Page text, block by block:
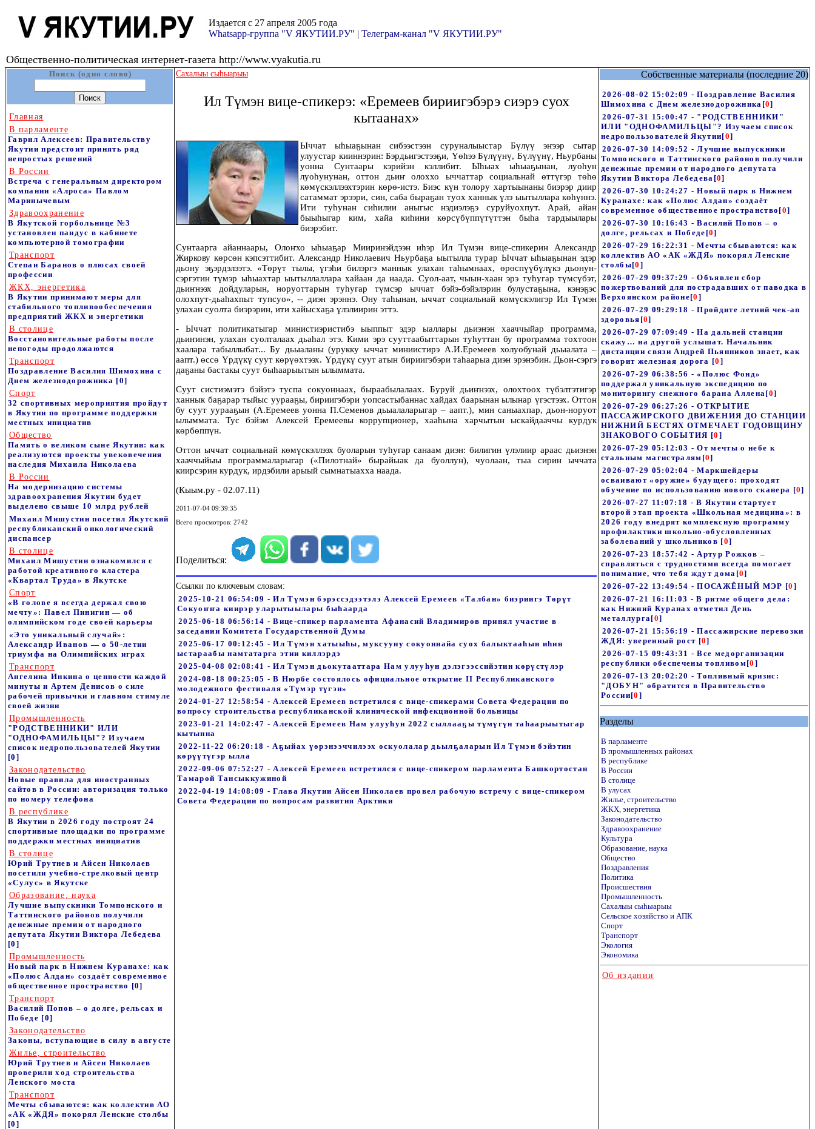
Издается с 27 апреля 2005 года
Whatsapp-группа "V ЯКУТИИ.РУ" | Телеграм-канал "V ЯКУТИИ.РУ"
Общественно-политическая интернет-газета http://www.vyakutia.ru
Поиск (одно слово)
Главная
В парламенте
Гаврил Алексеев: Правительству
Якутии предстоит принять ряд
непростых решений
В России
Встреча с генеральным директором
компании «Алроса» Павлом
Маринычевым
Здравоохранение
В Якутской горбольнице №3
установлен пандус в кабинете
компьютерной томографии
Транспорт
Степан Баранов о плюсах своей
профессии
ЖКХ, энергетика
В Якутии принимают меры для
стабильного топливообеспечения
предприятий ЖКХ и энергетики
В столице
Восстановительные работы после
непогоды продолжаются
Транспорт
Поздравление Василия Шимохина с
Днем железнодорожника [0]
Спорт
32 спортивных мероприятия пройдут
в Якутии по программе поддержки
местных инициатив
Общество
Память о великом сыне Якутии: как
реализуются проекты увековечения
наследия Михаила Николаева
В России
На модернизацию системы
здравоохранения Якутии будет
выделено свыше 10 млрд рублей
Михаил Мишустин посетил Якутский
республиканский онкологический
диспансер
В столице
Михаил Мишустин ознакомился с
работой креативного кластера
«Квартал Труда» в Якутске
Спорт
«В голове я всегда держал свою
мечту»: Павел Пинигин — об
олимпийском годе своей карьеры
«Это уникальный случай»:
Александр Иванов — о 50-летии
триумфа на Олимпийских играх
Транспорт
Ангелина Инкина о ценности каждой
минуты и Артем Денисов о силе
рабочей привычки и главном стимуле
своей жизни
Промышленность
"РОДСТВЕННИКИ" ИЛИ
"ОДНОФАМИЛЬЦЫ"? Изучаем
список недропользователей Якутии
[0]
Законодательство
Новые правила для иностранных
сайтов в России: авторизация только
по номеру телефона
В республике
В Якутии в 2026 году построят 24
спортивные площадки по программе
поддержки местных инициатив
В столице
Юрий Трутнев и Айсен Николаев
посетили учебно-стрелковый центр
«Сулус» в Якутске
Образование, наука
Лучшие выпускники Томпонского и
Таттинского районов получили
денежные премии от народного
депутата Якутии Виктора Лебедева
[0]
Промышленность
Новый парк в Нижнем Куранахе: как
«Полюс Алдан» создаёт современное
общественное пространство [0]
Транспорт
Василий Попов – о долге, рельсах и
Победе [0]
Законодательство
Законы, вступающие в силу в августе
Жилье, строительство
Юрий Трутнев и Айсен Николаев
проверили ход строительства
Ленского моста
Транспорт
Мечты сбываются: как коллектив АО
«АК «ЖДЯ» покорял Ленские столбы
[0]
Сахалыы сыhыарыы
Ил Түмэн вице-спикерэ: «Еремеев бириигэбэрэ сиэрэ суох
кытаанах»
Ыччат ыһыаҕынан сибээстээн суруналыыстар Бүлүү эҥээр сытар
улуустар кииннэрин: Бэрдьигэстээҕи, Үөһээ Бүлүүнү, Бүлүүнү, Ньурбаны
уонна Сунтаары кэрийэн кэллибит. Ыһыах ыһыаҕынан, луоһун
луоһунунан, оттон дьиҥ олоххо ыччаттар социальнай өттүгэр төһө
көмүскэллээхтэрин көрө-истэ. Биэс күн толору хартыынаны биэрэр диир
сатаммат эрээри, син, саба быраҕан туох ханнык үлэ ыытыллара көһүннэ.
Ити туһунан сиһилии аныгыс нэдиэлэҕэ суруйуохпут. Арай, айан
быыһыгар ким, хайа киһини көрсүбүппүтүттэн быһа тардыылары
биэрэбит.
Сунтаарга айаннаары, Олоҥхо ыһыаҕар Мииринэйдээн иһэр Ил Түмэн вице-спикерин Александр
Жиркову көрсөн кэпсэттибит. Александр Николаевич Ньурбаҕа ыытылла турар Ыччат ыһыаҕынан эдэр
дьону эҕэрдэлээтэ. «Төрүт тылы, үгэһи билэргэ маннык улахан таһымнаах, өрөспүүбүлүкэ дьонун-
сэргэтин түмэр ыһыахтар ыытыллаллара хайаан да наада. Суол-аат, чыын-хаан эрэ туһугар түмсүбэт,
дьиҥнээх дойдуларын, норуоттарын туһугар түмсэр ыччат бэйэ-бэйэлэрин булустаҕына, кэнэҕэс
олохпут-дьаһахпыт тупсуо», -- диэн эрэннэ. Ону таһынан, ыччат социальнай көмүскэлигэр Ил Түмэн
улахан суолта биэрэрин, ити хайысхаҕа үлэлиирин эттэ.
- Ыччат политикатыгар министиэристибэ ыыппыт эдэр ыаллары дьиэнэн хааччыйар программа,
дьиҥинэн, улахан суолталаах дьаһал этэ. Кими эрэ сууттаабыттарын туһуттан бу программа тохтоон
хаалара табыллыбат... Бу дьыаланы (урукку ыччат миниистирэ А.И.Еремеев холуобунай дьыалата –
аапт.) өссө Үрдүкү суут көрүөхтээх. Үрдүкү суут атын бириигэбэри таһаарыа диэн эрэнэбин. Дьон-сэргэ
даҕаны бастакы суут быһаарыытын ылыммата.
Суут систиэмэтэ бэйэтэ туспа сокуоннаах, быраабылалаах. Буруй дьиҥнээх, олохтоох түбэлтэтигэр
ханнык баҕарар тыйыс уурааҕы, бириигэбэри уопсастыбаннас хайдах баарынан ылынар үгэстээх. Оттон
бу суут уурааҕын (А.Еремеев уонна П.Семенов дьыалаларыгар – аапт.), мин саныахпар, дьон-норуот
ылыммата. Тус бэйэм Алексей Еремеевы коррупционер, хааһына харчытын ыскайдааччы курдук
көрбөппүн.
Оттон ыччат социальнай көмүскэллээх буоларын туһугар санаам диэн: билигин үлэлиир араас дьиэнэн
хааччыйыы программаларыгар («Пилотнай» бырайыак да буоллун), чуолаан, тыа сирин ыччата
киирсэрин курдук, ирдэбили арыый сымнатыахха наада.
(Кыым.ру - 02.07.11)
2011-07-04 09:39:35
Всего просмотров: 2742
Поделиться:
Ссылки по ключевым словам:
2025-10-21 06:54:09 - Ил Түмэн бэрэссэдээтэлэ Алексей Еремеев «Талбан» биэриигэ Төрүт
Сокуоҥҥа киирэр уларытыылары быһаарда
2025-06-18 06:56:14 - Вице-спикер парламента Афанасий Владимиров принял участие в
заседании Комитета Государственной Думы
2025-06-17 00:12:45 - Ил Түмэн хатыыһы, муксууну сокуоннайа суох балыктааһын иһин
ыстараабы намтатарга этии киллэрдэ
2025-04-08 02:08:41 - Ил Түмэн дьокутааттара Нам улууһун дэлэгээссийэтин көрүстүлэр
2024-08-18 00:25:05 - В Нюрбе состоялось официальное открытие II Республиканского
молодежного фестиваля «Түмэр түгэн»
2024-01-27 12:58:54 - Алексей Еремеев встретился с вице-спикерами Совета Федерации по
вопросу строительства республиканской клинической инфекционной больницы
2023-01-21 14:02:47 - Алексей Еремеев Нам улууһун 2022 сыллааҕы түмүгүн таһаарыытыгар
кытынна
2022-11-22 06:20:18 - Аҕыйах үөрэнээччилээх оскуолалар дьылҕаларын Ил Түмэн бэйэтин
көрүүтүгэр ылла
2022-09-06 07:52:27 - Алексей Еремеев встретился с вице-спикером парламента Башкортостан
Тамарой Тансыккужиной
2022-04-19 14:08:09 - Глава Якутии Айсен Николаев провел рабочую встречу с вице-спикером
Совета Федерации по вопросам развития Арктики
Собственные материалы (последние 20)
2026-08-02 15:02:09 - Поздравление Василия
Шимохина с Днем железнодорожника [0]
2026-07-31 15:00:47 - "РОДСТВЕННИКИ"
ИЛИ "ОДНОФАМИЛЬЦЫ"? Изучаем список
недропользователей Якутии[0]
2026-07-30 14:09:52 - Лучшие выпускники
Томпонского и Таттинского районов получили
денежные премии от народного депутата
Якутии Виктора Лебедева [0]
2026-07-30 10:24:27 - Новый парк в Нижнем
Куранахе: как «Полюс Алдан» создаёт
современное общественное пространство [0]
2026-07-30 10:16:43 - Василий Попов – о
долге, рельсах и Победе [0]
2026-07-29 16:22:31 - Мечты сбываются: как
коллектив АО «АК «ЖДЯ» покорял Ленские
столбы[0 ]
2026-07-29 09:37:29 - Объявлен сбор
пожертвований для пострадавших от паводка в
Верхоянском районе[0 ]
2026-07-29 09:29:18 - Пройдите летний чек-ап
здоровья [0]
2026-07-29 07:09:49 - На дальней станции
скажу… на другой услышат. Начальник
дистанции связи Андрей Пьянников знает, как
говорит железная дорога [0 ]
2026-07-29 06:38:56 - «Полюс Фонд»
поддержал уникальную экспедицию по
мониторингу снежного барана Аллена[0]
2026-07-29 06:27:26 - ОТКРЫТИЕ
ПАССАЖИРСКОГО ДВИЖЕНИЯ ДО СТАНЦИИ
НИЖНИЙ БЕСТЯХ ОТМЕЧАЕТ ГОДОВЩИНУ
ЗНАКОВОГО СОБЫТИЯ [0 ]
2026-07-29 05:12:03 - От мечты о небе к
стальным магистралям [0]
2026-07-29 05:02:04 - Маркшейдеры
осваивают «оружие» будущего: проходят
обучение по использованию нового сканера [0]
2026-07-27 11:07:18 - В Якутии стартует
второй этап проекта «Школьная медицина»: в
2026 году внедрят комплексную программу
профилактики школьно-обусловленных
заболеваний у школьников [0]
2026-07-23 18:57:42 - Артур Рожков –
справляться с трудностями всегда помогает
понимание, что тебя ждут дома [0]
2026-07-22 13:49:54 - ПОСАЖЁНЫЙ МЭР [0 ]
2026-07-21 16:11:03 - В ритме общего дела:
как Нижний Куранах отметил День
металлурга[0]
2026-07-21 15:56:19 - Пассажирские перевозки
ЖДЯ: уверенный рост [0]
2026-07-15 09:43:31 - Все медорганизации
республики обеспечены топливом[0 ]
2026-07-13 20:02:20 - Топливный кризис:
"ДОБУН" обратится в Правительство
России[0 ]
Разделы
В парламенте
В промышленных районах
В республике
В России
В столице
В улусах
Жилье, строительство
ЖКХ, энергетика
Законодательство
Здравоохранение
Культура
Образование, наука
Общество
Поздравления
Политика
Происшествия
Промышленность
Сахалыы сыhыарыы
Сельское хозяйство и АПК
Спорт
Транспорт
Экология
Экономика
Об издании